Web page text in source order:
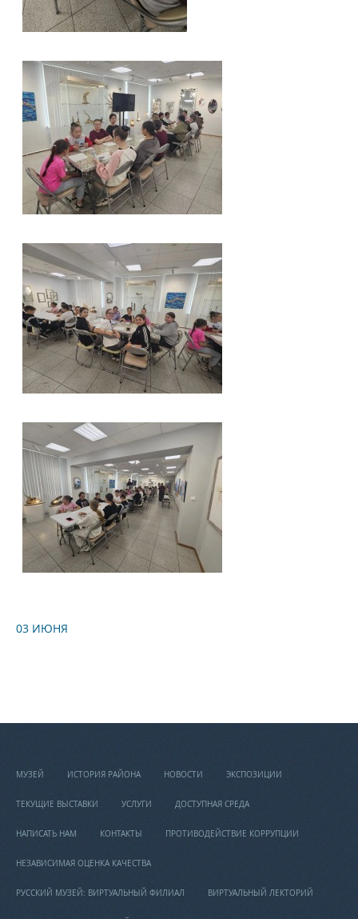
03 ИЮНЯ
МУЗЕЙ ИСТОРИЯ РАЙОНА НОВОСТИ ЭКСПОЗИЦИИ
ТЕКУЩИЕ ВЫСТАВКИ УСЛУГИ ДОСТУПНАЯ СРЕДА
НАПИСАТЬ НАМ КОНТАКТЫ ПРОТИВОДЕЙСТВИЕ КОРРУПЦИИ
НЕЗАВИСИМАЯ ОЦЕНКА КАЧЕСТВА
РУССКИЙ МУЗЕЙ: ВИРТУАЛЬНЫЙ ФИЛИАЛ ВИРТУАЛЬНЫЙ ЛЕКТОРИЙ